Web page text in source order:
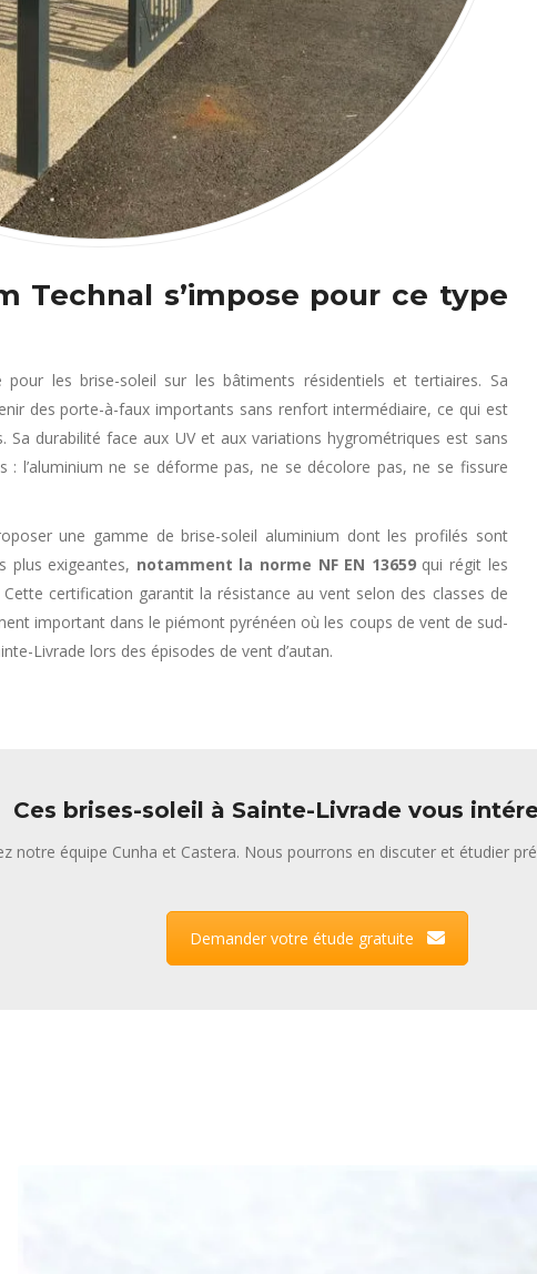
Technal s’impose pour ce type
pour les brise-soleil sur les bâtiments résidentiels et tertiaires. Sa
des porte-à-faux importants sans renfort intermédiaire, ce qui est
Sa durabilité face aux UV et aux variations hygrométriques est sans
: l’aluminium ne se déforme pas, ne se décolore pas, ne se fissure
une gamme de brise-soleil aluminium dont les profilés sont
plus exigeantes, notamment la norme NF EN 13659qui régit les
certification garantit la résistance au vent selon des classes de
important dans le piémont pyrénéen où les coups de vent de sud-
Livrade lors des épisodes de vent d’autan.
Ces brises-soleil à Sainte-Livrade vous
notre équipe Cunha et Castera. Nous pourrons en discuter et étudier
Demander votre étude gratuite